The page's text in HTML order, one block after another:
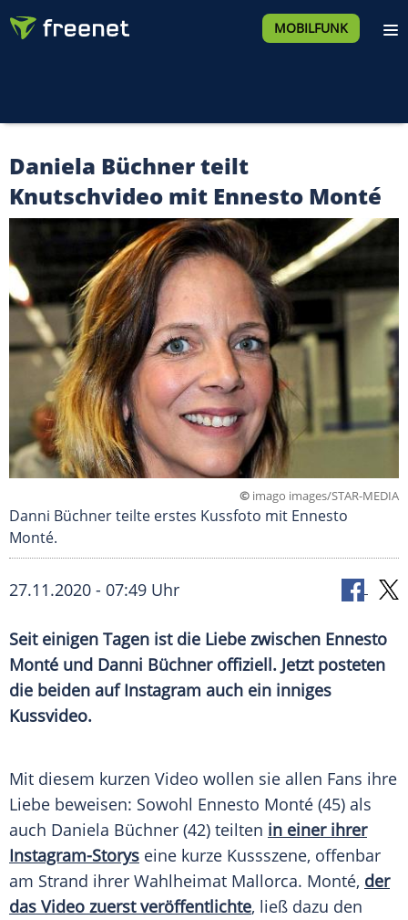
MOBILFUNK
Daniela Büchner teilt
Knutschvideo mit Ennesto Monté
© imago images/STAR-MEDIA
Danni Büchner teilte erstes Kussfoto mit Ennesto
Monté.
27.11.2020 - 07:49 Uhr
Seit einigen Tagen ist die Liebe zwischen Ennesto
Monté und Danni Büchneroffiziell. Jetzt posteten
die beiden aufInstagram auch ein inniges
Kussvideo.
Mit diesem kurzen Video wollen sie allen Fans ihre
Liebe beweisen: Sowohl Ennesto Monté (45) als
auch Daniela Büchner (42) teilten in einer ihrer
Instagram-Storys eine kurze Kussszene, offenbar
am Strand ihrer Wahlheimat Mallorca. Monté, der
das Video zuerst veröffentlichte, ließ dazu den